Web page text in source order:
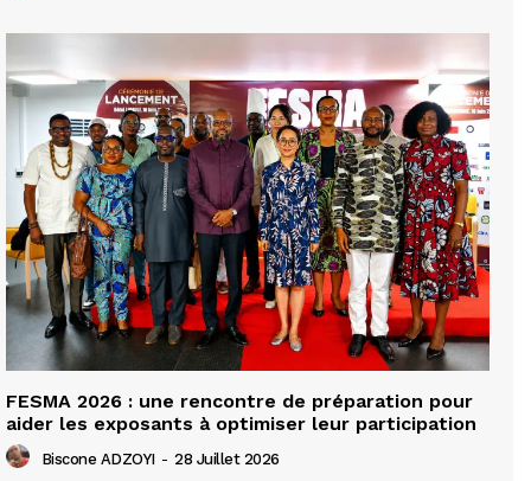
FESMA 2026 : une rencontre de préparation pour
aider les exposants à optimiser leur participation
Biscone ADZOYI - 28 Juillet 2026